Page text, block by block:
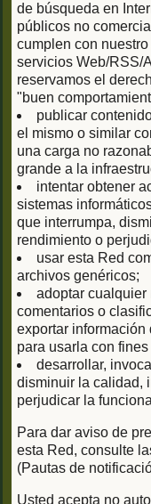
de búsqueda en
públicos no
cumplen con
servicios Web/RSS/
reservamos el
"buen
publicar
el mismo o similar
una carga no
grande a la
intentar obtener
sistemas
que interrumpa,
rendimiento o
usar esta Red
archivos genéricos;
adoptar cualquier
comentarios o
exportar información
para usarla con
desarrollar,
disminuir la calidad,
perjudicar la
Para dar aviso de
esta Red, consulte
(Pautas de
Usted acepta no